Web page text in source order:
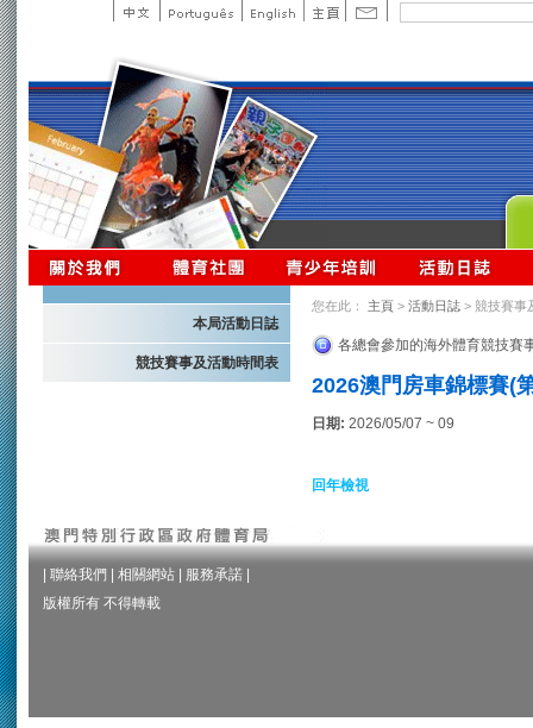
本局活動日誌
競技賽事及活動時間表
您在此： 主頁 > 活動日誌 > 競技賽事
各總會參加的海外體育競技賽
2026澳門房車錦標賽(
日期: 2026/05/07 ~ 09
回年檢視
聯絡我們 相關網站 服務承諾
版權所有 不得轉載